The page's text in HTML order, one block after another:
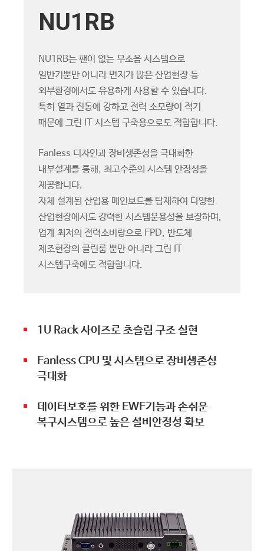
NU1RB
NU1RB는 팬이 없는 무소음 시스템으로
일반기뿐만 아니라 먼지가 많은 산업현장 등
외부환경에서도 유용하게 사용할 수 있습니다.
특히 열과 진동에 강하고 전력 소모량이 적기
때문에 그린 IT 시스템 구축용으로도 적합합니다.
Fanless 디자인과 장비생존성을 극대화한
내부설계를 통해, 최고수준의 시스템 안정성을
제공합니다.
자체 설계된 산업용 메인보드를 탑재하여 다양한
산업현장에서도 강력한 시스템운용성을 보장하며,
업계 최저의 전력소비량으로 FPD, 반도체
제조현장의 클린룸 뿐만 아니라 그린 IT
시스템구축에도 적합합니다.
1U Rack 사이즈로 초슬림 구조 실현
Fanless CPU 및 시스템으로 장비생존성
극대화
데이터보호를 위한 EWF기능과 손쉬운
복구시스템으로 높은 설비안정성 확보